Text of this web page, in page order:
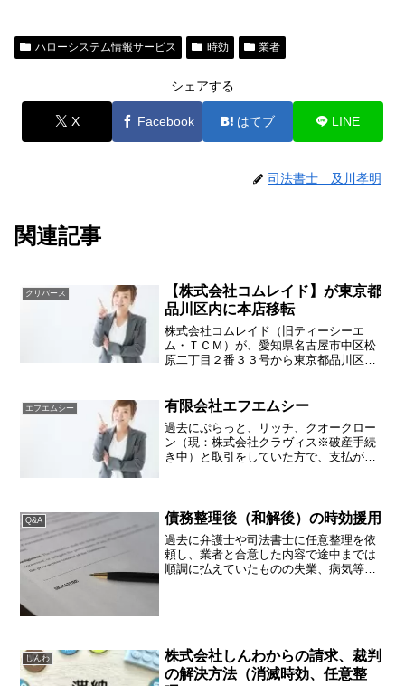
ハローシステム情報サービス 時効 業者
シェアする
X Facebook はてブ LINE
司法書士 及川孝明
関連記事
クリバース
【株式会社コムレイド】が東京都
品川区内に本店移転
株式会社コムレイド（旧ティーシーエ
ム・ＴＣＭ）が、愛知県名古屋市中区松
原二丁目２番３３号から東京都品川区西
本店を名古屋に移しましたが、また東京
に戻ったようです。関東にお...
エフエムシー 有限会社エフエムシー
過去にぷらっと、リッチ、クオークロー
ン（現：株式会社クラヴィス※破産手続
き中）と取引をしていた方で、支払がで
内容としましては、有限会...
Q&A 債務整理後（和解後）の時効援用
過去に弁護士や司法書士に任意整理を依
頼し、業者と合意した内容で途中までは
順調に払えていたものの失業、病気等で
しんわ
株式会社しんわからの請求、裁判
の解決方法（消滅時効、任意整